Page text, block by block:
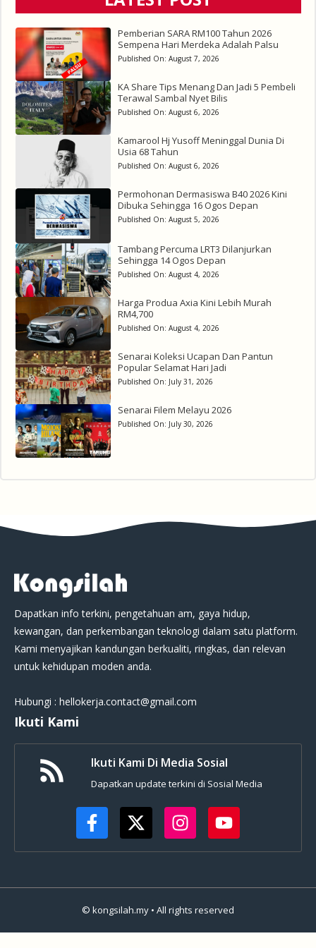
Pemberian SARA RM100 Tahun 2026
Sempena Hari Merdeka Adalah Palsu
Published On: August 7, 2026
KA Share Tips Menang Dan Jadi 5 Pembeli
Terawal Sambal Nyet Bilis
Published On: August 6, 2026
Kamarool Hj Yusoff Meninggal Dunia Di
Usia 68 Tahun
Published On: August 6, 2026
Permohonan Dermasiswa B40 2026 Kini
Dibuka Sehingga 16 Ogos Depan
Published On: August 5, 2026
Tambang Percuma LRT3 Dilanjurkan
Sehingga 14 Ogos Depan
Published On: August 4, 2026
Harga Produa Axia Kini Lebih Murah
RM4,700
Published On: August 4, 2026
Senarai Koleksi Ucapan Dan Pantun
Popular Selamat Hari Jadi
Published On: July 31, 2026
Senarai Filem Melayu 2026
Published On: July 30, 2026
Dapatkan info terkini, pengetahuan am, gaya hidup,
kewangan, dan perkembangan teknologi dalam satu platform.
Kami menyajikan kandungan berkualiti, ringkas, dan relevan
untuk kehidupan moden anda.
Hubungi : hellokerja.contact@gmail.com
Ikuti Kami
Ikuti Kami Di Media Sosial
Dapatkan update terkini di Sosial Media
© kongsilah.my • All rights reserved